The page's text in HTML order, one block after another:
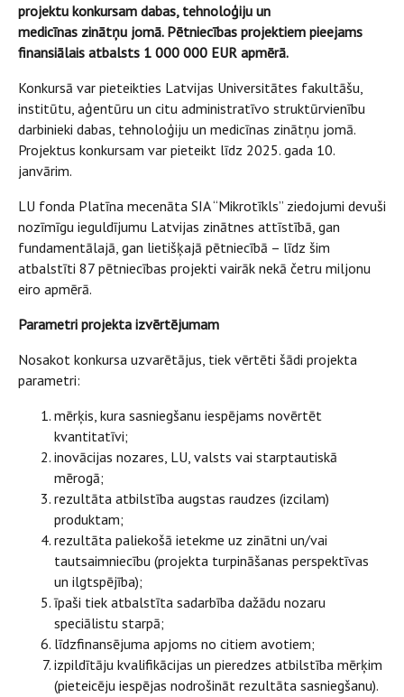
projektu konkursam dabas, tehnoloģiju un
medicīnas zinātņu jomā. Pētniecības projektiem pieejams
finansiālais atbalsts 1 000 000 EUR apmērā.
Konkursā var pieteikties Latvijas Universitātes fakultāšu,
institūtu, aģentūru un citu administratīvo struktūrvienību
darbinieki dabas, tehnoloģiju un medicīnas zinātņu jomā.
Projektus konkursam var pieteikt līdz 2025. gada 10.
janvārim.
LU fonda Platīna mecenāta SIA “Mikrotīkls” ziedojumi devuši
nozīmīgu ieguldījumu Latvijas zinātnes attīstībā, gan
fundamentālajā, gan lietišķajā pētniecībā – līdz šim
atbalstīti 87 pētniecības projekti vairāk nekā četru miljonu
eiro apmērā.
Parametri projekta izvērtējumam
Nosakot konkursa uzvarētājus, tiek vērtēti šādi projekta
parametri:
mērķis, kura sasniegšanu iespējams novērtēt
kvantitatīvi;
inovācijas nozares, LU, valsts vai starptautiskā
mērogā;
rezultāta atbilstība augstas raudzes (izcilam)
produktam;
rezultāta paliekošā ietekme uz zinātni un/vai
tautsaimniecību (projekta turpināšanas perspektīvas
un ilgtspējība);
īpaši tiek atbalstīta sadarbība dažādu nozaru
speciālistu starpā;
līdzfinansējuma apjoms no citiem avotiem;
izpildītāju kvalifikācijas un pieredzes atbilstība mērķim
(pieteicēju iespējas nodrošināt rezultāta sasniegšanu).